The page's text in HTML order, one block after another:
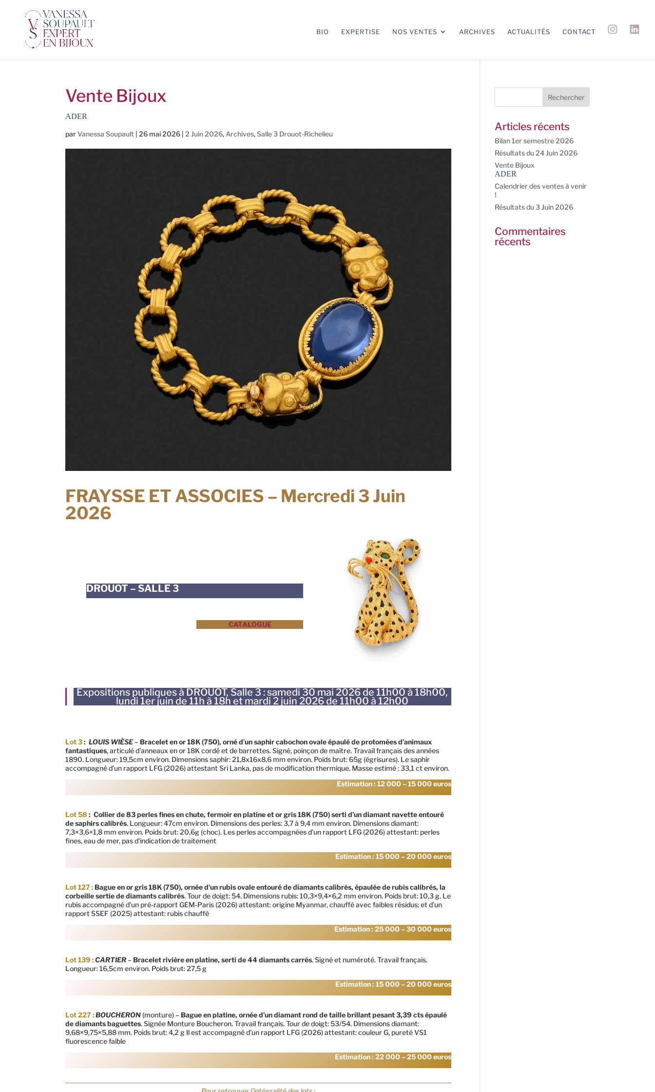
BIO EXPERTISE NOS VENTES ARCHIVES ACTUALITÉS CONTACT
Vente Bijoux
ADER
parVanessa Soupault |26 mai 2026 |2 Juin 2026, Archives,Salle 3 Drouot-Richelieu
FRAYSSE ET ASSOCIES – Mercredi 3 Juin
2026
DROUOT – SALLE 3
CATALOGUE
Expositions publiques à DROUOT, Salle 3 : samedi 30 mai 2026 de 11h00 à 18h00,
lundi 1er juin de 11h à 18h et mardi 2 juin 2026 de 11h00 à 12h00
Lot 3 : LOUIS WIÈSE– Bracelet en or 18K (750), orné d’un saphir cabochon ovale épaulé de protomées d’animaux
fantastiques, articulé d’anneaux en or 18K cordé et de barrettes. Signé, poinçon de maître. Travail français des années
1890. Longueur: 19,5cm environ. Dimensions saphir: 21,8x16x8,6 mm environ. Poids brut: 65g (égrisures). Le saphir
accompagné d’un rapport LFG (2026) attestant Sri Lanka, pas de modification thermique. Masse estimé : 33,1 ct environ.
Estimation : 12 000 – 15 000 euros
Lot 58: Collier de 83 perles fines en chute, fermoir en platine et or gris 18K (750) serti d’un diamant navette entouré
de saphirs calibrés. Longueur: 47cm environ. Dimensions des perles: 3,7 à 9,4 mm environ. Dimensions diamant:
7,3×3,6×1,8 mm environ. Poids brut: 20,6g (choc). Les perles accompagnées d’un rapport LFG (2026) attestant: perles
fines, eau de mer, pas d’indication de traitement
Estimation : 15 000 – 20 000 euros
Lot 127: Bague en or gris 18K (750), ornée d’un rubis ovale entouré de diamants calibrés, épaulée de rubis calibrés, la
corbeille sertie de diamants calibrés. Tour de doigt: 54. Dimensions rubis: 10,3×9,4×6,2 mm environ. Poids brut: 10,3 g. Le
rubis accompagné d’un pré-rapport GEM-Paris (2026) attestant: origine Myanmar, chauffé avec faibles résidus; et d’un
rapport SSEF (2025) attestant: rubis chauffé
Estimation : 25 000 – 30 000 euros
Lot 139 :CARTIER– Bracelet rivière en platine, serti de 44 diamants carrés. Signé et numéroté. Travail français.
Longueur: 16,5cm environ. Poids brut: 27,5 g
Estimation : 15 000 – 20 000 euros
Lot 227:BOUCHERON (monture) – Bague en platine, ornée d’un diamant rond de taille brillant pesant 3,39 cts épaulé
de diamants baguettes. Signée Monture Boucheron. Travail français. Tour de doigt: 53/54. Dimensions diamant:
9,68×9,75×5,88 mm. Poids brut: 4,2 g Il est accompagné d’un rapport LFG (2026) attestant: couleur G, pureté VS1
fluorescence faible
Estimation : 22 000 – 25 000 euros
Articles récents
Bilan 1er semestre 2026
Résultats du 24 Juin 2026
Vente Bijoux
ADER
Calendrier des ventes à venir
!
Résultats du 3 Juin 2026
Commentaires
récents